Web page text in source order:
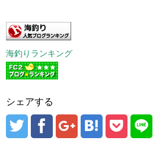
海釣りランキング
シェアする